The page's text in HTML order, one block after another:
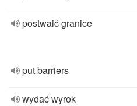
postwaić granice
put barriers
wydać wyrok